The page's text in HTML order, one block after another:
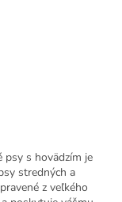
psy s hovädzím je
stredných a
z veľkého